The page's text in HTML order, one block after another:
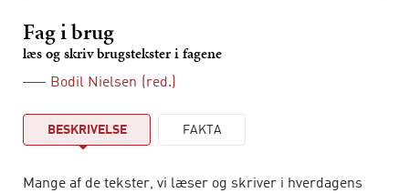
Fag i brug
læs og skriv brugstekster i fagene
Bodil Nielsen (red.)
BESKRIVELSE FAKTA
Mange af de tekster, vi læser og skriver i hverdagens